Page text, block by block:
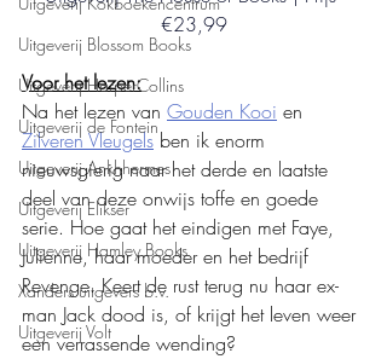
Uitgeverij Blossom Books
Uitgeverij HarperCollins
Uitgeverij de Fontein
Uitgeverij Ankhhermes
Uitgeverij Elikser
Uitgeverij Hamley Books
Xanders uitgevers b.v.
Uitgeverij Volt
€23,99
Voor het lezen:
Na het lezen van Gouden Kooi en
Zilveren Vleugels ben ik enorm
nieuwsgierig naar het derde en laatste
deel van deze onwijs toffe en goede
serie. Hoe gaat het eindigen met Faye,
Julienne, haar moeder en het bedrijf
Revenge. Keert de rust terug nu haar ex-
man Jack dood is, of krijgt het leven weer
een verrassende wending?